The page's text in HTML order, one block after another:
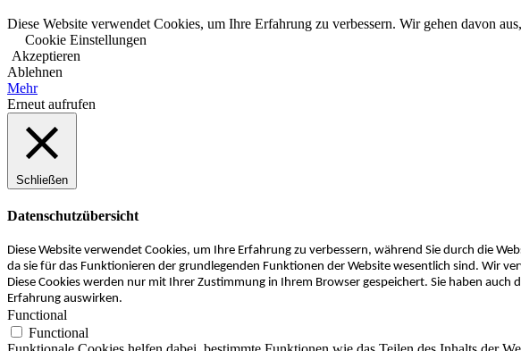
Diese Website verwendet Cookies, um Ihre Erfahrung zu verbessern. Wir gehen davon
Cookie Einstellungen
Akzeptieren
Ablehnen
Mehr
Erneut aufrufen
Schließen
Datenschutzübersicht
Diese Website verwendet Cookies, um Ihre Erfahrung zu verbessern, während Sie durch die
da sie für das Funktionieren der grundlegenden Funktionen der Website wesentlich sind. Wir
Diese Cookies werden nur mit Ihrer Zustimmung in Ihrem Browser gespeichert. Sie haben
Erfahrung auswirken.
Functional
Functional